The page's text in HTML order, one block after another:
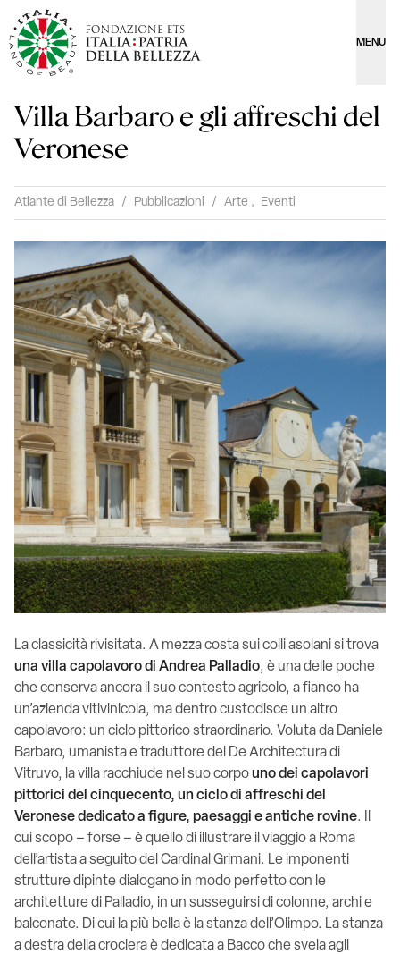
MENU
Villa Barbaro e gli affreschi del
Veronese
Atlante di Bellezza / Pubblicazioni / Arte , Eventi
La classicità rivisitata. A mezza costa sui colli asolani si trova
una villa capolavoro di Andrea Palladio, è una delle poche
che conserva ancora il suo contesto agricolo, a fianco ha
un’azienda vitivinicola, ma dentro custodisce un altro
capolavoro: un ciclo pittorico straordinario. Voluta da Daniele
Barbaro, umanista e traduttore del De Architectura di
Vitruvo, la villa racchiude nel suo corpouno dei capolavori
pittorici del cinquecento, un ciclo di affreschi del
Veronese dedicato a figure, paesaggi e antiche rovine. Il
cui scopo – forse – è quello di illustrare il viaggio a Roma
dell’artista a seguito del Cardinal Grimani. Le imponenti
strutture dipinte dialogano in modo perfetto con le
architetture di Palladio, in un susseguirsi di colonne, archi e
balconate. Di cui la più bella è la stanza dell’Olimpo. La stanza
a destra della crociera è dedicata a Bacco che svela agli